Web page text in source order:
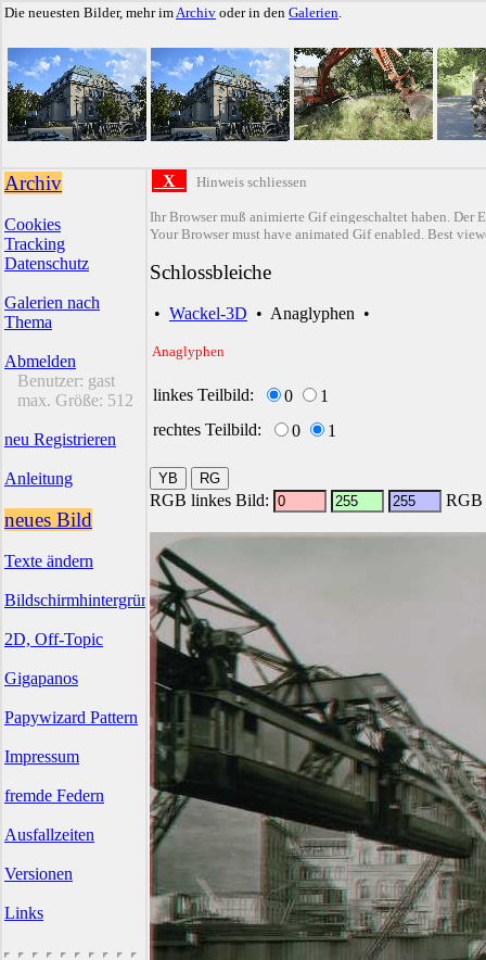
Die neuesten Bilder, mehr imArchiv oder in den Galerien.
Archiv
Cookies
Tracking
Datenschutz
Galerien nach
Thema
Abmelden
Benutzer: gast
max. Größe: 512
neu Registrieren
Anleitung
neues Bild
Texte ändern
Bildschirmhintergründe
2D, Off-Topic
Gigapanos
Papywizard Pattern
Impressum
fremde Federn
Ausfallzeiten
Versionen
Links
X Hinweis schliessen
Ihr Browser muß animierte Gif eingeschaltet haben. Der
Your Browser must have animated Gif enabled. Best
Schlossbleiche
• Wackel-3D • Anaglyphen •
Anaglyphen
linkes Teilbild: 0
1
rechtes Teilbild:
0 1
RGB linkes Bild: RGB